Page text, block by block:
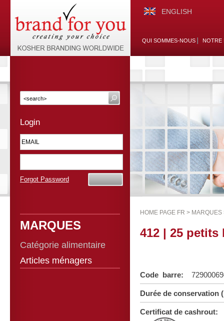
ENGLISH
QUI SOMMES-NOUS NOTRE
Login
Forgot Password
MARQUES
Catégorie alimentaire
Articles ménagers
HOME PAGE FR > MARQUES
412 | 25
Code barre:
Durée de conservation
Certificat de cashrout: